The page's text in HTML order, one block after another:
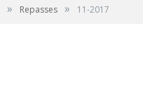
» Repasses » 11-2017